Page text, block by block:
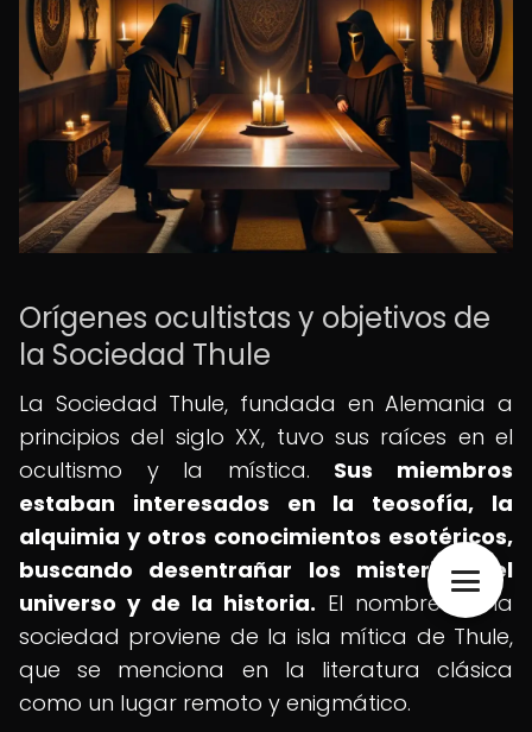
Orígenes ocultistas y objetivos de
la Sociedad Thule
La Sociedad Thule, fundada en Alemania a
principios del siglo XX, tuvo sus raíces en el
ocultismo y la mística. Sus miembros
estaban interesados en la teosofía, la
alquimia y otros conocimientos esotéricos,
buscando desentrañar los misterios del
universo y de la historia. El nombre de la
sociedad proviene de la isla mítica de Thule,
que se menciona en la literatura clásica
como un lugar remoto y enigmático.